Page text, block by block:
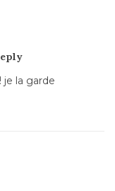
la garde